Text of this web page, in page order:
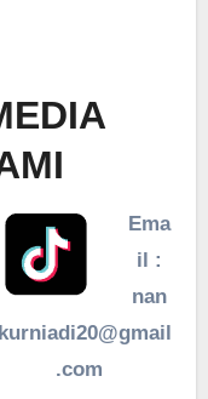
Ema
il :
nan
.com